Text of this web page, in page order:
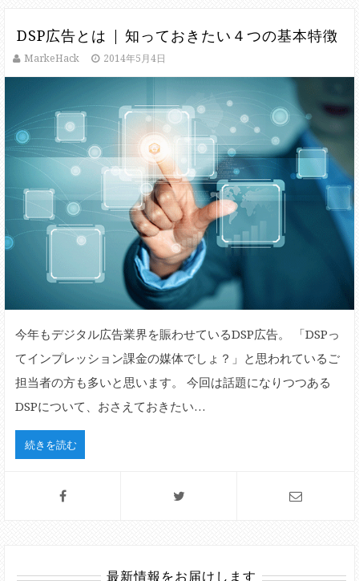
DSP広告とは | 知っておきたい４つの基本特徴
MarkeHack 2014年5月4日
今年もデジタル広告業界を賑わせているDSP広告。 「DSPっ
てインプレッション課金の媒体でしょ？」と思われているご
担当者の方も多いと思います。 今回は話題になりつつある
DSPについて、おさえておきたい…
続きを読む
最新情報をお届けします